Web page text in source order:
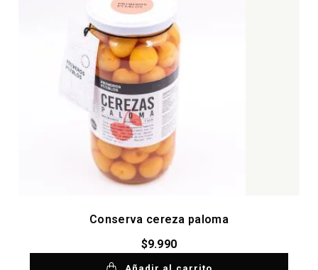
Conserva cereza paloma
$9.990